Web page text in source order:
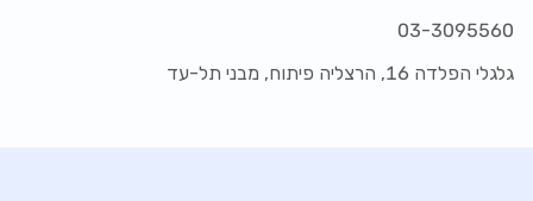
03-3095560
גלגלי הפלדה 16, הרצליה פיתוח, מבני תל-עד